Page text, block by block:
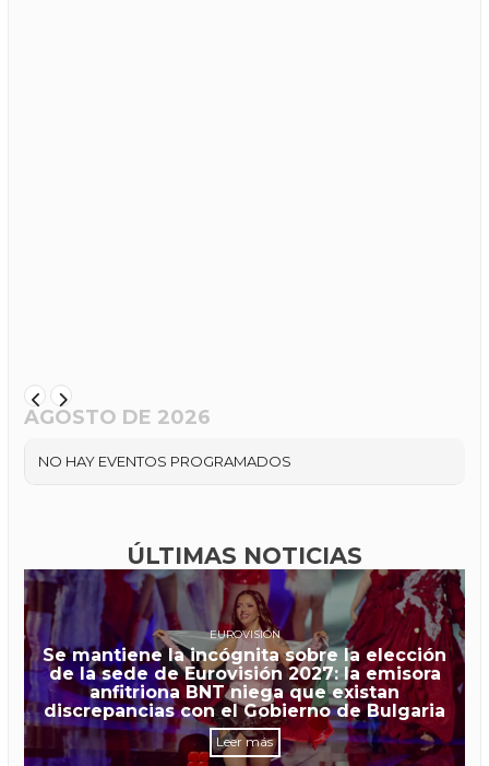
AGOSTO DE 2026
NO HAY EVENTOS PROGRAMADOS
ÚLTIMAS NOTICIAS
EUROVISIÓN
Se mantiene la incógnita sobre la elección
de la sede de Eurovisión 2027: la emisora
anfitriona BNT niega que existan
discrepancias con el Gobierno de Bulgaria
Leer más